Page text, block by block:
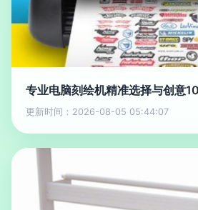
专业电脑刻绘机精准选择与创意
更新时间：2026-08-05 05:44:07